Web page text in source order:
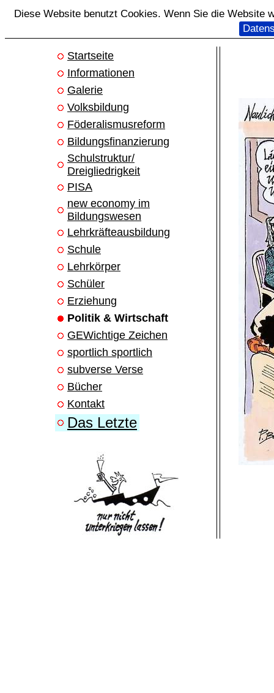
Diese Website benutzt Cookies. Wenn Sie die Website
Startseite
Informationen
Galerie
Volksbildung
Föderalismusreform
Bildungsfinanzierung
Schulstruktur/
Dreigliedrigkeit
PISA
new economy im
Bildungswesen
Lehrkräfteausbildung
Schule
Lehrkörper
Schüler
Erziehung
Politik & Wirtschaft
GEWichtige Zeichen
sportlich sportlich
subverse Verse
Bücher
Kontakt
Das Letzte